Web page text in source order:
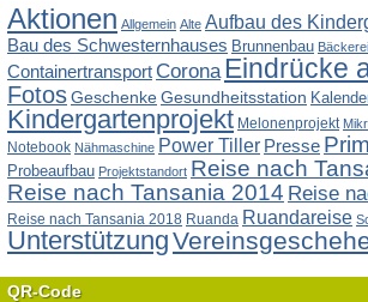
Aktionen Allgemein Alte Aufbau des
Bau des Schwesternhauses Brunnenbau Bäckerei
Containertransport Corona Eindrücke
FotosGeschenkeGesundheitsstation
Kindergartenprojekt Melonenprojekt
Notebook Nähmaschine Power Tiller Presse
Probeaufbau Projektstandort Reise nach
Reise nach Tansania 2014 Reise
Reise nach Tansania 2018 Ruanda Ruandareise
Unterstützung
QR-Code